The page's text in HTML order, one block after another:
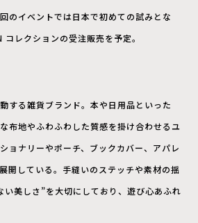
のイベントでは日本で初めての試みとな
レクションの受注販売を予定。
する雑貨ブランド。本や日用品といった
布地やふわふわした質感を掛け合わせるユ
ョナリーやポーチ、ブックカバー、アパレ
開している。手縫いのステッチや素材の揺
い美しさ”を大切にしており、遊び心あふれ